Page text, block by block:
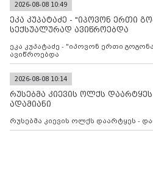
კონტროლს ოკუპირებულ
მილიტარიზაციის პროცესს და
ფაქტობრივი ანექსიისკენ
2026-08-08 10:49
ეკა კუპატაძე - "იპოვონ ერთი
სექსუალურად ავიწროებდა
ეკა კუპატაძე - "იპოვონ ერთი
ავიწროებდა
2026-08-08 10:14
რუსებმა კიევის ოლქს
ადამიანი
რუსებმა კიევის ოლქს დაარტყეს -